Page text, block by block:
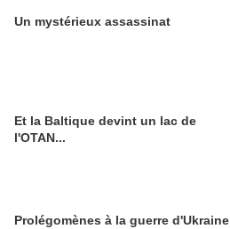
Un mystérieux assassinat
Et la Baltique devint un lac de
l'OTAN...
Prolégomènes à la guerre d'Ukraine